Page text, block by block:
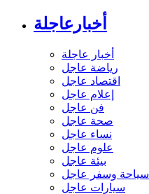
أخبارعاجلة
أخبار عاجلة
رياضة عاجل
اقتصاد عاجل
إعلام عاجل
فن عاجل
صحة عاجل
نساء عاجل
علوم عاجل
بيئة عاجل
سياحة وسفر عاجل
سيارات عاجل